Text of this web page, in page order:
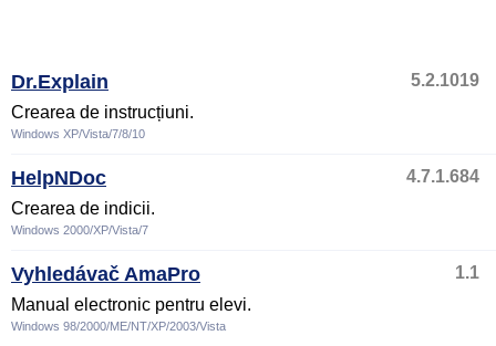
Dr.Explain
5.2.1019
Crearea de instrucțiuni.
Windows XP/Vista/7/8/10
HelpNDoc
4.7.1.684
Crearea de indicii.
Windows 2000/XP/Vista/7
Vyhledávač AmaPro
1.1
Manual electronic pentru elevi.
Windows 98/2000/ME/NT/XP/2003/Vista